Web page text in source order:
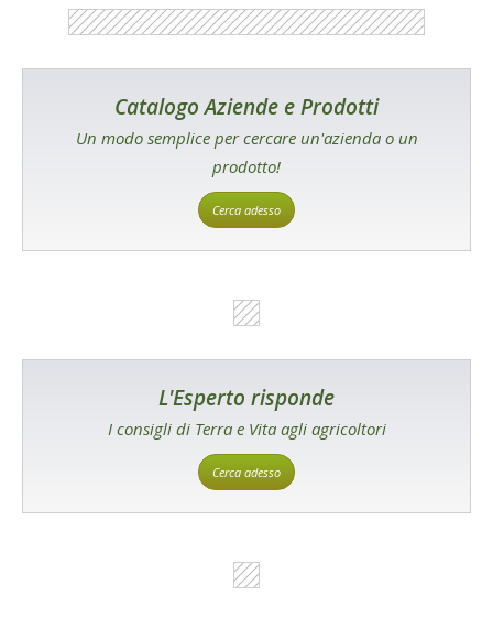
Catalogo Aziende e Prodotti
Un modo semplice per cercare un'azienda o un
prodotto!
Cerca adesso
L'Esperto risponde
I consigli di Terra e Vita agli agricoltori
Cerca adesso